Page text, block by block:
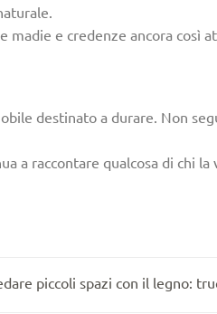
e credenze ancora così
destinato a durare. Non
a raccontare qualcosa di chi la
piccoli spazi con il legno: